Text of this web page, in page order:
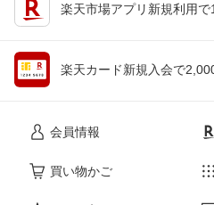
楽天市場アプリ新規利用で
楽天カード新規入会で
会員情報
買い物かご